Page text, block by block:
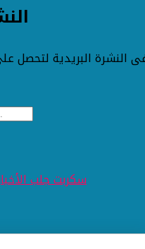
النشرة البريدية لتحصل